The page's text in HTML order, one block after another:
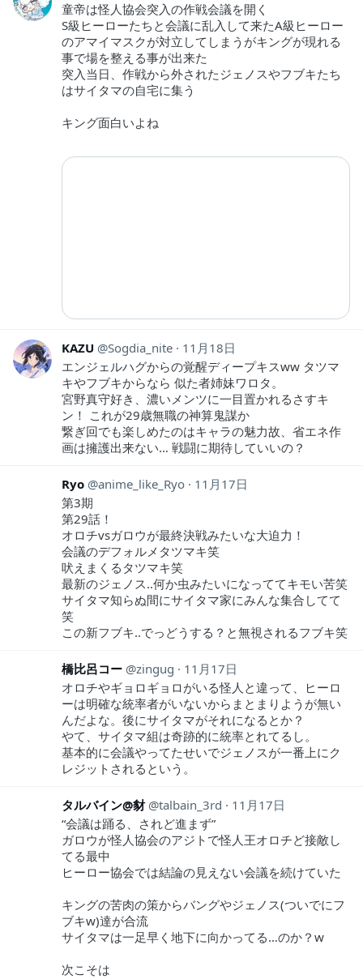
童帝は怪人協会突入の作戦会議を開く
S級ヒーローたちと会議に乱入して来たA級ヒーロー
のアマイマスクが対立してしまうがキングが現れる
事で場を整える事が出来た
突入当日、作戦から外されたジェノスやフブキたち
はサイタマの自宅に集う
キング面白いよね
KAZU Sogdia_nite
11月18日
エンジェルハグからの覚醒ディープキスww タツマ
キやフブキからなら 似た者姉妹ワロタ。
宮野真守好き、濃いメンツに一目置かれるさすキ
ン！ これが29歳無職の神算鬼謀か
繋ぎ回でも楽しめたのはキャラの魅力故、省エネ作
画は擁護出来ない… 戦闘に期待していいの？
Ryo anime_like_Ryo
11月17日
第3期
第29話！
オロチvsガロウが最終決戦みたいな大迫力！
会議のデフォルメタツマキ笑
吠えまくるタツマキ笑
最新のジェノス..何か虫みたいになっててキモい苦笑
サイタマ知らぬ間にサイタマ家にみんな集合してて
笑
この新フブキ..でっどうする？と無視されるフブキ笑
橋比呂コー zingug
11月17日
オロチやギョロギョロがいる怪人と違って、ヒーロ
ーは明確な統率者がいないからまとまりようが無い
んだよな。後にサイタマがそれになるとか？
やて、サイタマ組は奇跡的に統率とれてるし。
基本的に会議やってたせいでジェノスが一番上にク
レジットされるという。
タルバイン@豺 talbain_3rd
11月17日
“会議は踊る、されど進まず”
ガロウが怪人協会のアジトで怪人王オロチど接敵し
てる最中
ヒーロー協会では結論の見えない会議を続けていた
キングの苦肉の策からバングやジェノス(ついでにフ
ブキw)達が合流
サイタマは一足早く地下に向かってる…のか？w
次こそは